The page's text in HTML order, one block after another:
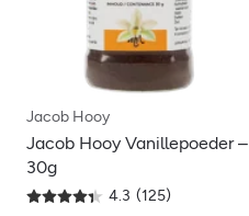
Jacob Hooy
Jacob Hooy Vanillepoeder –
30g
4.3 (125)